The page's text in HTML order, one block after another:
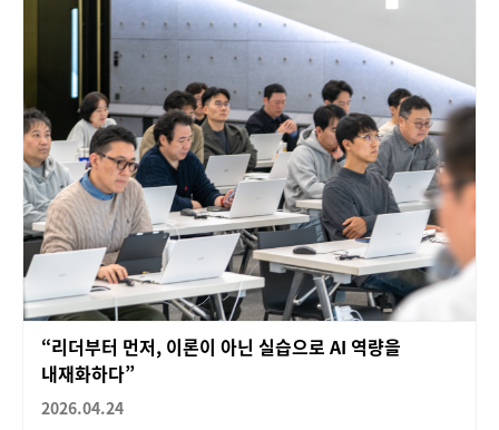
“리더부터 먼저, 이론이 아닌 실습으로 AI 역량을
내재화하다”
2026.04.24